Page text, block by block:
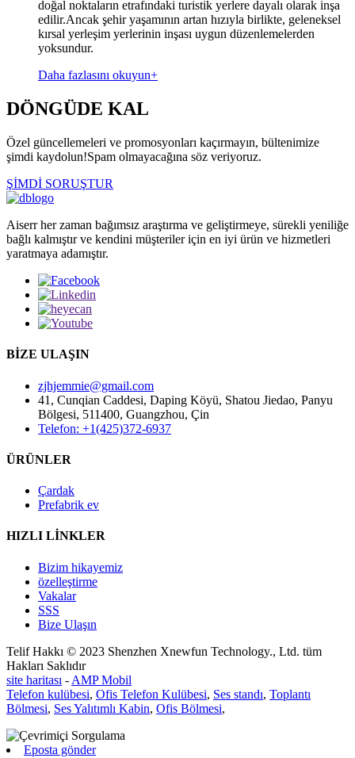
doğal noktaların etrafındaki turistik yerlere dayalı olarak inşa
edilir.Ancak şehir yaşamının artan hızıyla birlikte, geleneksel
kırsal yerleşim yerlerinin inşası uygun düzenlemelerden
yoksundur.
Daha fazlasını okuyun+
DÖNGÜDE KAL
Özel güncellemeleri ve promosyonları kaçırmayın, bültenimize
şimdi kaydolun!Spam olmayacağına söz veriyoruz.
ŞİMDİ SORUŞTUR
Aiserr her zaman bağımsız araştırma ve geliştirmeye, sürekli yeniliğe
bağlı kalmıştır ve kendini müşteriler için en iyi ürün ve hizmetleri
yaratmaya adamıştır.
BİZE ULAŞIN
zjhjemmie@gmail.com
41, Cunqian Caddesi, Daping Köyü, Shatou Jiedao, Panyu
Bölgesi, 511400, Guangzhou, Çin
Telefon: +1(425)372-6937
ÜRÜNLER
Çardak
Prefabrik ev
HIZLI LİNKLER
Bizim hikayemiz
özelleştirme
Vakalar
SSS
Bize Ulaşın
Telif Hakkı © 2023 Shenzhen Xnewfun Technology., Ltd. tüm
Hakları Saklıdır
site haritası - AMP Mobil
Telefon kulübesi, Ofis Telefon Kulübesi, Ses standı, Toplantı
Bölmesi, Ses Yalıtımlı Kabin, Ofis Bölmesi,
Eposta gönder